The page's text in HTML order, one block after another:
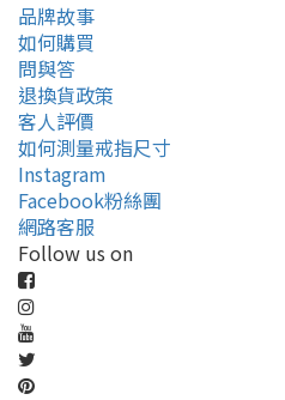
品牌故事
如何購買
問與答
退換貨政策
客人評價
如何測量戒指尺寸
Instagram
Facebook粉絲團
網路客服
Follow us on